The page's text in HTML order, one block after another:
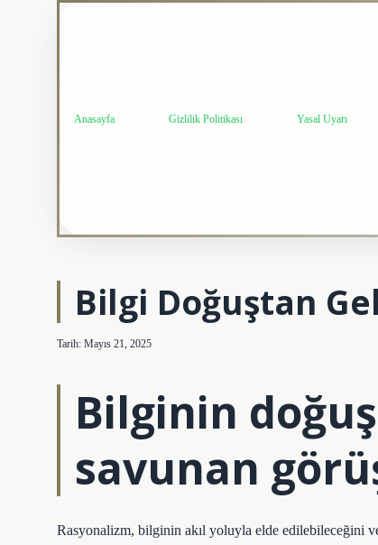
Anasayfa Gizlilik Politikası Yasal Uyarı
Bilgi Doğuştan
Tarih: Mayıs 21, 2025
Bilginin
savunan
Rasyonalizm, bilginin akıl yoluyla elde edilebileceğini